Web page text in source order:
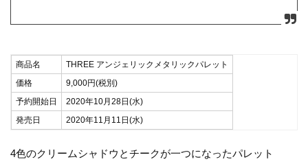
商品名
THREE アンジェリックメタリックパレット
価格
9,000円(税別)
予約開始日
2020年10月28日(水)
発売日
2020年11月11日(水)
4色のクリームシャドウとチークが一つになったパレット